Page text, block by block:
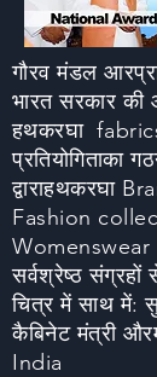
गौरव मंडल आर
भारत सरकार
हथकरघाfabrics
प्रतियोगिताका
द्वाराहथकरघा
Fashion
Womenswear
सर्वश्रेष्ठ संग्रहों
चित्र में साथ में:
कैबिनेट मंत्री और
India